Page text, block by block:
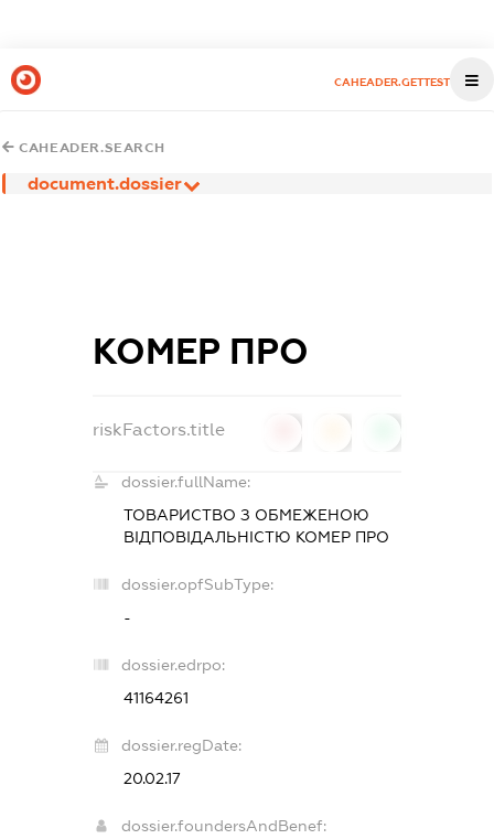
CAHEADER.GETTEST
CAHEADER.SEARCH
document.dossier
КОМЕР ПРО
riskFactors.title
dossier.fullName:
ТОВАРИСТВО З ОБМЕЖЕНОЮ
ВІДПОВІДАЛЬНІСТЮ КОМЕР ПРО
dossier.opfSubType:
-
dossier.edrpo:
41164261
dossier.regDate:
20.02.17
dossier.foundersAndBenef: